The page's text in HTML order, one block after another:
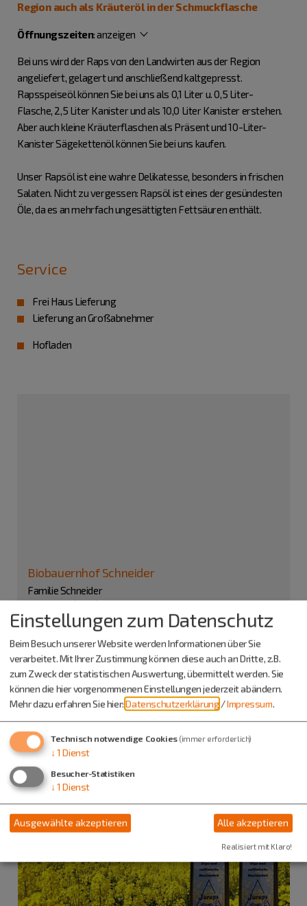
Region auch als Kräuteröl in der Schmuckflasche
Öffnungszeiten:anzeigen
Bei uns wird der Raps von den Landwirten aus der Region
angeliefert, gelagert und anschließend kaltgepresst.
Rapsspeiseöl können Sie bei uns als 0,1 Liter u. 0,5 Liter-
Flasche, 2,5 Liter Kanister und als 10,0 Liter Kanister erstehen.
Aber auch kleine Kräuterflaschen als Präsent und 10-Liter-
Kanister Sägekettenöl können Sie bei uns kaufen.
Unser Rapsöl ist eine wahre Delikatesse, besonders in frischen
Salaten. Nicht zu vergessen: Rapsöl ist eines der gesündesten
Öle, da es an mehrfach ungesättigten Fettsäuren enthält.
Service
Frei Haus Lieferung
Lieferung an Großabnehmer
Hofladen
Biobauernhof Schneider
Familie Schneider
Biberbach 11
92339 Beilngries
08461 601780
Einstellungen zum Datenschutz
Beim Besuch unserer Website werden Informationen über Sie
verarbeitet. Mit Ihrer Zustimmung können diese auch an Dritte, z.B.
zum Zweck der statistischen Auswertung, übermittelt werden. Sie
können die hier vorgenommenen Einstellungen jederzeit abändern.
Mehr dazu erfahren Sie hier:Datenschutzerklärung /Impressum.
Technisch notwendige Cookies (immer erforderlich)
↓ 1 Dienst
Besucher-Statistiken
↓ 1 Dienst
Ausgewählte akzeptieren Alle akzeptieren
Realisiert mit Klaro!